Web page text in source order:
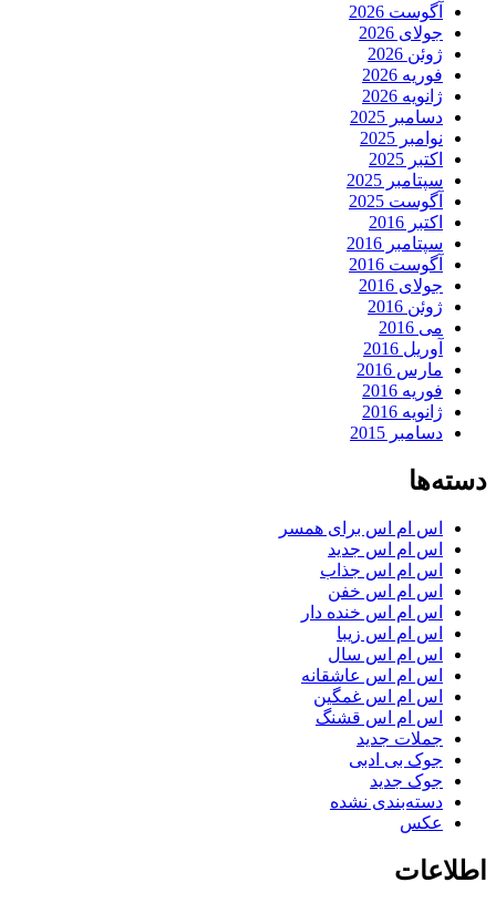
آگوست 2026
جولای 2026
ژوئن 2026
فوریه 2026
ژانویه 2026
دسامبر 2025
نوامبر 2025
اکتبر 2025
سپتامبر 2025
آگوست 2025
اکتبر 2016
سپتامبر 2016
آگوست 2016
جولای 2016
ژوئن 2016
می 2016
آوریل 2016
مارس 2016
فوریه 2016
ژانویه 2016
دسامبر 2015
دسته‌ها
اس ام اس برای همسر
اس ام اس جدید
اس ام اس جذاب
اس ام اس خفن
اس ام اس خنده دار
اس ام اس زیبا
اس ام اس سال
اس ام اس عاشقانه
اس ام اس غمگین
اس ام اس قشنگ
جملات جدید
جوک بی ادبی
جوک جدید
دسته‌بندی نشده
عکس
اطلاعات